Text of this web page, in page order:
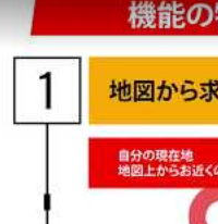
e介護転職とE介護ナビ
e介護転職の料金は無
e介護転職に非公開求
e介護転職の退会や通
ログインできない・問
e介護転職以外の転職サイ